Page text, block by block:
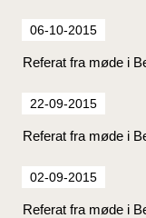
06-10-2015
Referat fra møde i
22-09-2015
Referat fra møde i
02-09-2015
Referat fra møde i